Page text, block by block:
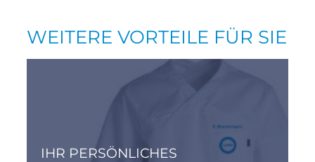
WEITERE VORTEILE FÜR SIE
IHR PERSÖNLICHES